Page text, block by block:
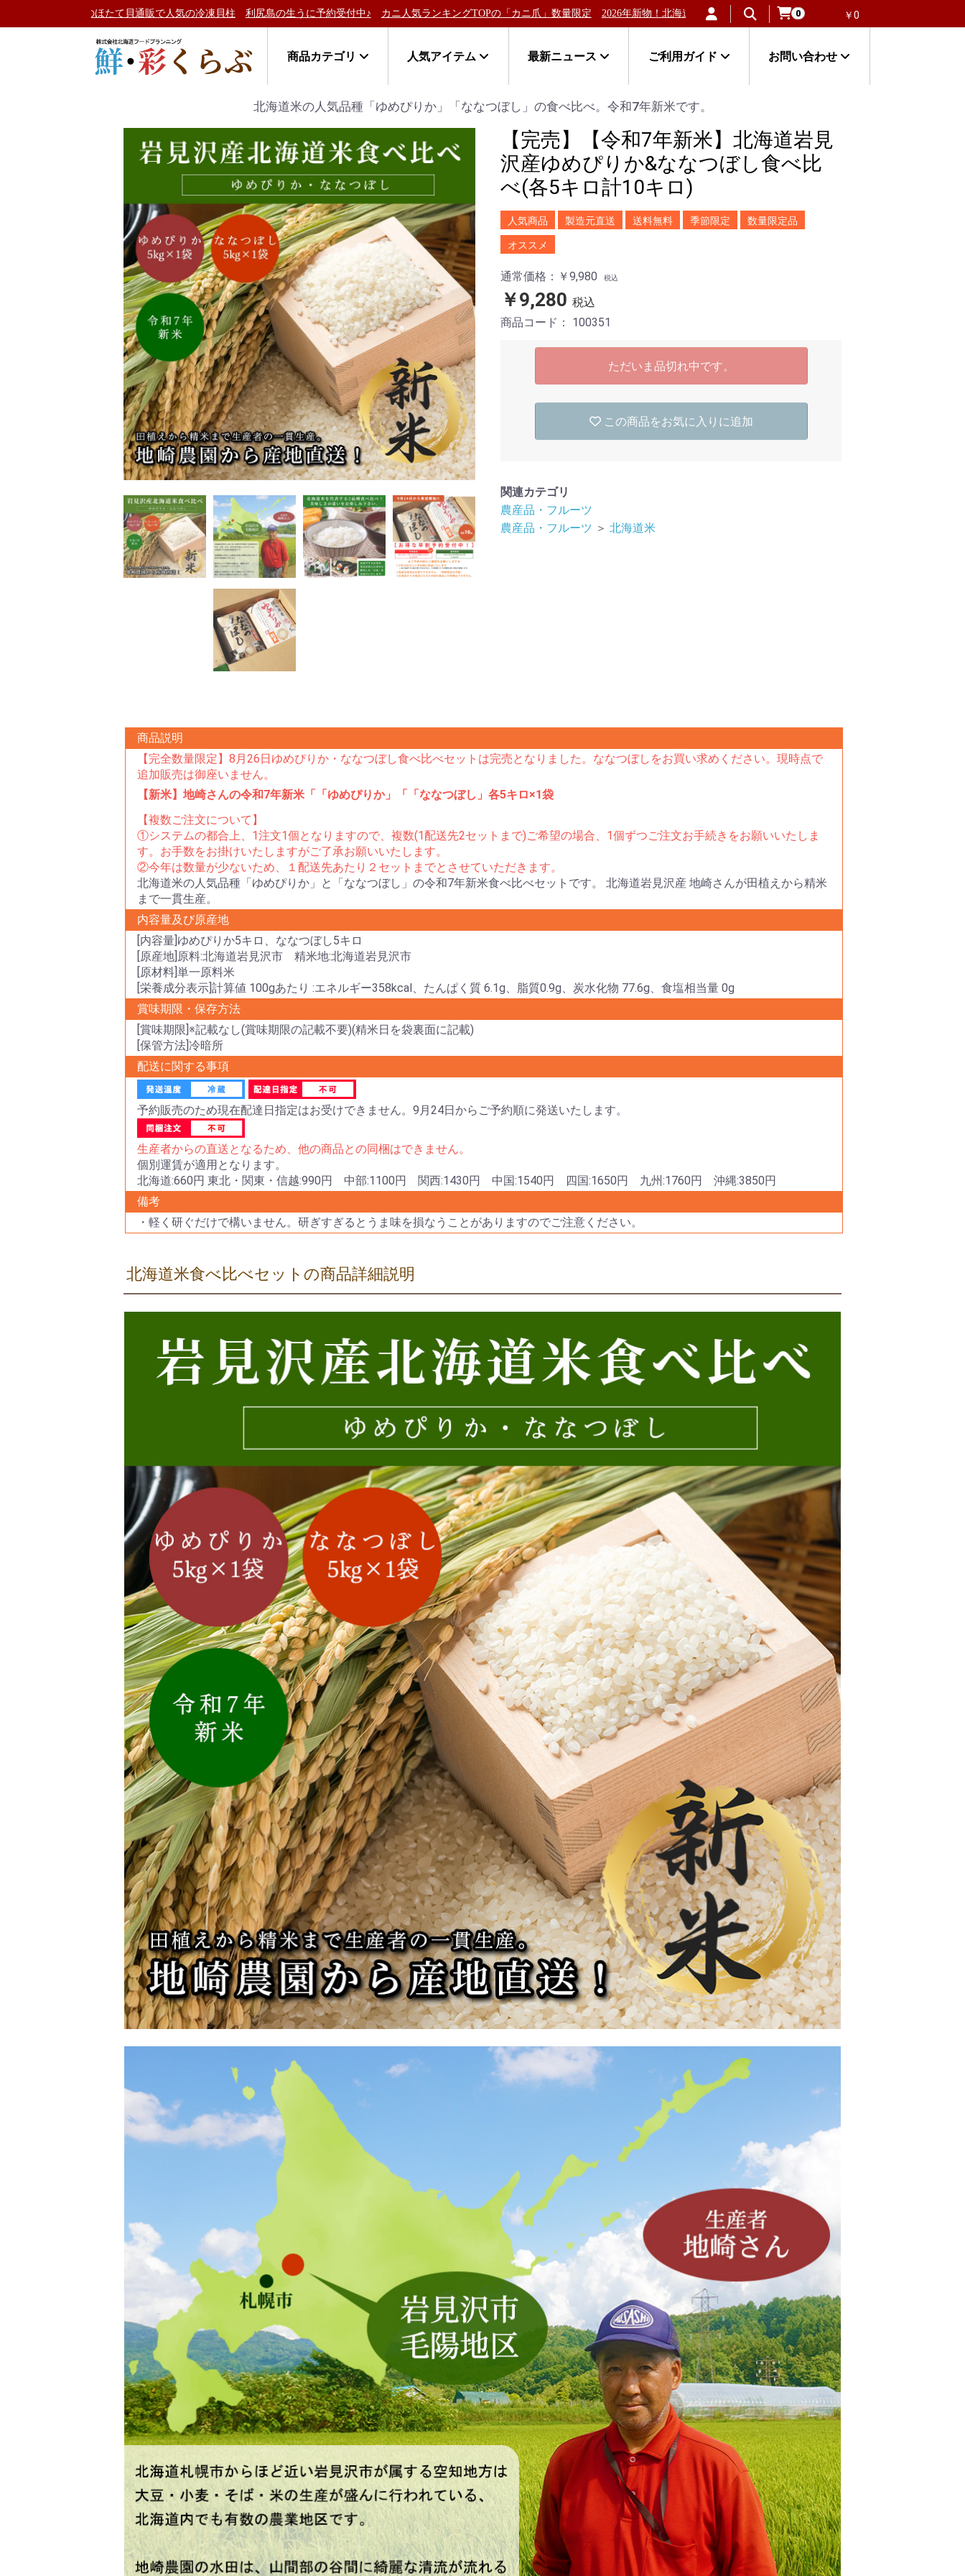
販で人気の冷凍貝柱 利尻島の生うに予約受付中♪ カニ人気ランキングTOPの「カニ爪」数量限定 2026年新物！北海道稚内産「失敗しない毛ガニ」が大人気！ 北海道のほたて貝通販で人気の冷凍貝柱
0 ￥0
商品カテゴリ 人気アイテム 最新ニュース ご利用ガイド お問い合わせ
北海道米の人気品種「ゆめぴりか」「ななつぼし」の食べ比べ。令和7年新米です。
【完売】【令和7年新米】北海道岩見
沢産ゆめぴりか&ななつぼし食べ比
べ(各5キロ計10キロ)
人気商品 製造元直送 送料無料 季節限定 数量限定品
オススメ
通常価格：￥9,980 税込
￥9,280 税込
商品コード： 100351
ただいま品切れ中です。
この商品をお気に入りに追加
関連カテゴリ
農産品・フルーツ
農産品・フルーツ ＞ 北海道米
商品説明
【完全数量限定】8月26日ゆめぴりか・ななつぼし食べ比べセットは完売となりました。ななつぼしをお買い求めください。現時点で
追加販売は御座いません。
【新米】地崎さんの令和7年新米「「ゆめぴりか」「「ななつぼし」各5キロ×1袋
【複数ご注文について】
①システムの都合上、1注文1個となりますので、複数(1配送先2セットまで)ご希望の場合、1個ずつご注文お手続きをお願いいたしま
す。お手数をお掛けいたしますがご了承お願いいたします。
②今年は数量が少ないため、１配送先あたり２セットまでとさせていただきます。
北海道米の人気品種「ゆめぴりか」と「ななつぼし」の令和7年新米食べ比べセットです。 北海道岩見沢産 地崎さんが田植えから精米
まで一貫生産。
内容量及び原産地
[内容量]ゆめぴりか5キロ、ななつぼし5キロ
[原産地]原料:北海道岩見沢市 精米地:北海道岩見沢市
[原材料]単一原料米
[栄養成分表示]計算値 100gあたり :エネルギー358kcal、たんぱく質 6.1g、脂質0.9g、炭水化物 77.6g、食塩相当量 0g
賞味期限・保存方法
[賞味期限]※記載なし(賞味期限の記載不要)(精米日を袋裏面に記載)
[保管方法]冷暗所
配送に関する事項
予約販売のため現在配達日指定はお受けできません。9月24日からご予約順に発送いたします。
生産者からの直送となるため、他の商品との同梱はできません。
個別運賃が適用となります。
北海道:660円 東北・関東・信越:990円 中部:1100円 関西:1430円 中国:1540円 四国:1650円 九州:1760円 沖縄:3850円
備考
・軽く研ぐだけで構いません。研ぎすぎるとうま味を損なうことがありますのでご注意ください。
北海道米食べ比べセットの商品詳細説明